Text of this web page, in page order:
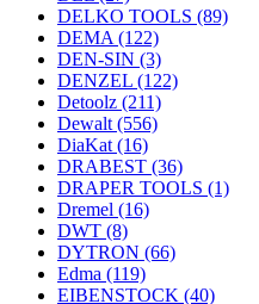
DELKO TOOLS (89)
DEMA (122)
DEN-SIN (3)
DENZEL (122)
Detoolz (211)
Dewalt (556)
DiaKat (16)
DRABEST (36)
DRAPER TOOLS (1)
Dremel (16)
DWT (8)
DYTRON (66)
Edma (119)
EIBENSTOCK (40)